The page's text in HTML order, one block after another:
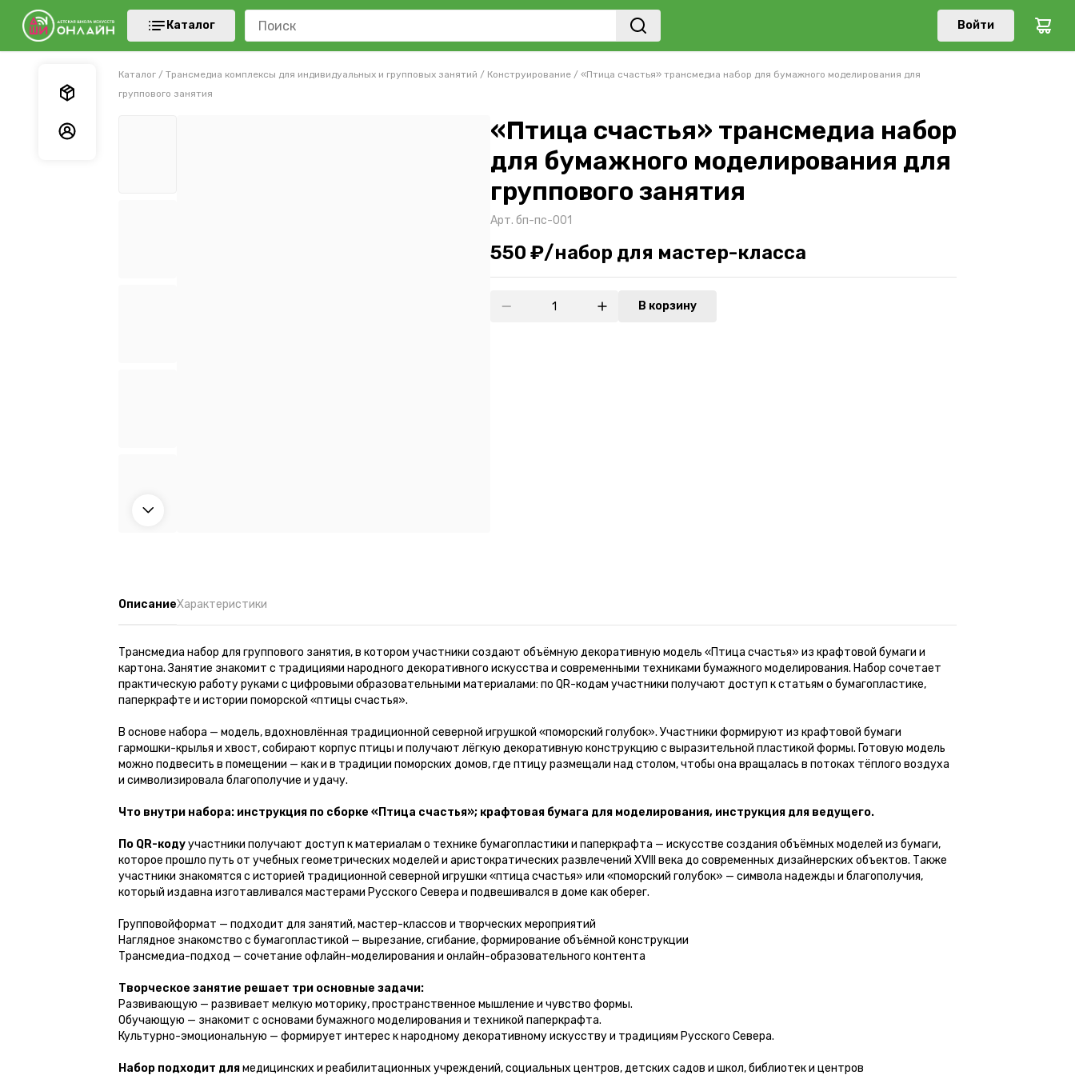
Каталог Войти
Мои заказы
Каталог / Трансмедиа комплексы для индивидуальных и групповых занятий / Конструирование / «Птица счастья» трансмедиа набор для бумажного моделирования для
группового занятия
«Птица счастья» трансмедиа набор
для бумажного моделирования для
группового занятия
Арт. бп-пс-001
550 ₽/набор для мастер-класса
В корзину
ОписаниеХарактеристики
Трансмедиа набор для группового занятия, в котором участники создают объёмную декоративную модель «Птица счастья» из крафтовой бумаги и
картона. Занятие знакомит с традициями народного декоративного искусства и современными техниками бумажного моделирования. Набор сочетает
практическую работу руками с цифровыми образовательными материалами: по QR-кодам участники получают доступ к статьям о бумагопластике,
паперкрафте и истории поморской «птицы счастья».
В основе набора — модель, вдохновлённая традиционной северной игрушкой «поморский голубок». Участники формируют из крафтовой бумаги
гармошки-крылья и хвост, собирают корпус птицы и получают лёгкую декоративную конструкцию с выразительной пластикой формы. Готовую модель
можно подвесить в помещении — как и в традиции поморских домов, где птицу размещали над столом, чтобы она вращалась в потоках тёплого воздуха
и символизировала благополучие и удачу.
Что внутри набора: инструкция по сборке «Птица счастья»; крафтовая бумага для моделирования, инструкция для ведущего.
По QR-кодуучастники получают доступ к материалам о технике бумагопластики и паперкрафта — искусстве создания объёмных моделей из бумаги,
которое прошло путь от учебных геометрических моделей и аристократических развлечений XVIII века до современных дизайнерских объектов. Также
участники знакомятся с историей традиционной северной игрушки «птица счастья» или «поморский голубок» — символа надежды и благополучия,
который издавна изготавливался мастерами Русского Севера и подвешивался в доме как оберег.
Групповойформат — подходит для занятий, мастер-классов и творческих мероприятий
Наглядное знакомство с бумагопластикой — вырезание, сгибание, формирование объёмной конструкции
Трансмедиа-подход — сочетание офлайн-моделирования и онлайн-образовательного контента
Творческое занятие решает три основные задачи:
Развивающую — развивает мелкую моторику, пространственное мышление и чувство формы.
Обучающую — знакомит с основами бумажного моделирования и техникой паперкрафта.
Культурно-эмоциональную — формирует интерес к народному декоративному искусству и традициям Русского Севера.
Набор подходит длямедицинских и реабилитационных учреждений, социальных центров, детских садов и школ, библиотек и центров